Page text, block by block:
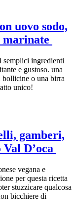
uovo sodo,
marinate
semplici ingredienti
e gustoso. una
bollicine o una birra
unico!
gamberi,
D’oca
vegana e
per questa ricetta
stuzzicare qualcosa
bicchiere di